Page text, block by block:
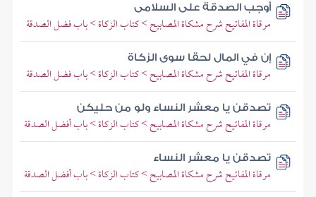
أوجب الصدقة على السلامى
مرقاة المفاتيح شرح مشكاة المصابيح > كتاب الزكاة > باب فضل الصدقة
إن في المال لحقا سوى الزكاة
مرقاة المفاتيح شرح مشكاة المصابيح > كتاب الزكاة > باب فضل الصدقة
تصدقن يا معشر النساء ولو من حليكن
مرقاة المفاتيح شرح مشكاة المصابيح > كتاب الزكاة > باب أفضل الصدقة
تصدقن يا معشر النساء
مرقاة المفاتيح شرح مشكاة المصابيح > كتاب الزكاة > باب أفضل الصدقة